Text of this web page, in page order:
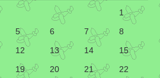
理由がこれ
条駅に祇園四条駅もあるのです
図の通り
のバス停に…」などど京都駅で質問
1
5 6 7
8
12 13 14
15
19 20 21
22